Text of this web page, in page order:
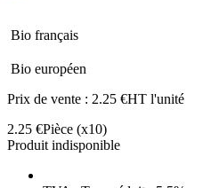
Bio français
Bio européen
Prix de vente : 2.25 €HT l'unité
2.25 €Pièce (x10)
Produit indisponible